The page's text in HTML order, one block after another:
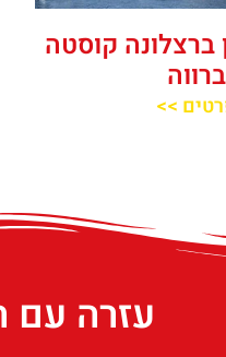
ברצלונה קוסטה
ברווה
>>
עזרה עם